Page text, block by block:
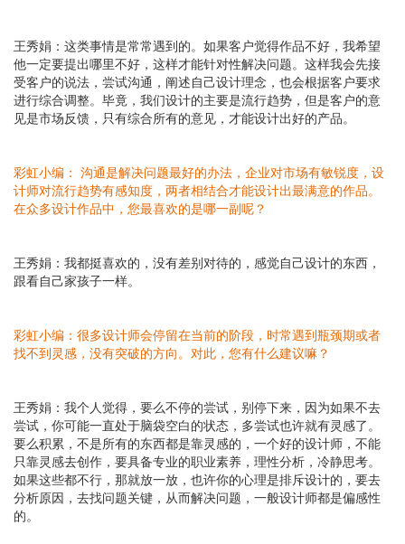
王秀娟： 这类事情是常常遇到的。如果客户觉得作品不好，我希望
他一定要提出哪里不好，这样才能针对性解决问题。这样我会先接
受客户的说法，尝试沟通，阐述自己设计理念，也会根据客户要求
进行综合调整。毕竟，我们设计的主要是流行趋势，但是客户的意
见是市场反馈，只有综合所有的意见，才能设计出好的产品。
彩虹小编：
沟通是解决问题最好的办法，企业对市场有敏锐度，设
计师对流行趋势有感知度，两者相结合才能设计出最满意的作品。
在众多设计作品中，您最喜欢的是哪一副呢？
王秀娟： 我都挺喜欢的，没有差别对待的，感觉自己设计的东西，
跟看自己家孩子一样。
彩虹小编： 很多设计师会停留在当前的阶段，时常遇到瓶颈期或者
找不到灵感，没有突破的方向。对此，您有什么建议嘛？
王秀娟： 我个人觉得，要么不停的尝试，别停下来，因为如果不去
尝试，你可能一直处于脑袋空白的状态，多尝试也许就有灵感了。
要么积累，不是所有的东西都是靠灵感的，一个好的设计师，不能
只靠灵感去创作，要具备专业的职业素养，理性分析，冷静思考。
如果这些都不行，那就放一放，也许你的心理是排斥设计的，要去
分析原因，去找问题关键，从而解决问题，一般设计师都是偏感性
的。